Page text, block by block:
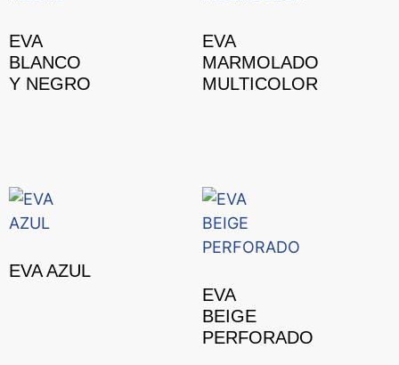
EVA
BLANCO
Y NEGRO
EVA
MARMOLADO
MULTICOLOR
EVA AZUL
EVA
BEIGE
PERFORADO